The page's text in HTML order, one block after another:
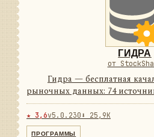
ГИДРА
от
Гидра — бесплатная
рыночных данных: 74
и своё хранилище с плотным
расписанию и умеет
программам как
★ 3,6v5.0.230 ⬇ 25,9K
ПРОГРАММЫ